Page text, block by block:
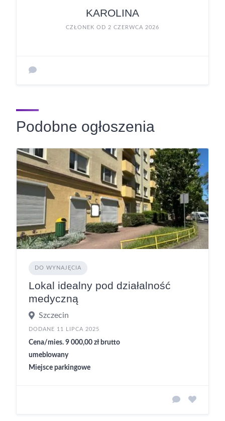
KAROLINA
CZŁONEK OD 2 CZERWCA 2026
Podobne ogłoszenia
DO WYNAJĘCIA
Lokal idealny pod działalność
medyczną
Szczecin
DODANE 11 LIPCA 2025
Cena/mies. 9 000,00 zł brutto
umeblowany
Miejsce parkingowe